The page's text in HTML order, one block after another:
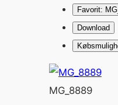
Favorit:
Download
MG_8889